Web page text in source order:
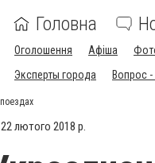
Головна
Оголошення Афіша
Эксперты города
Вопрос -
лютого 2018 р.